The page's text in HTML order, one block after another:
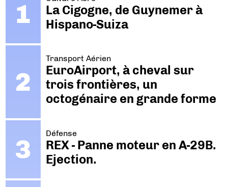
La Cigogne, de Guynemer à
Hispano-Suiza
Transport Aérien
EuroAirport, à cheval sur
trois frontières, un
octogénaire en grande forme
Défense
REX - Panne moteur en A-29B.
Ejection.